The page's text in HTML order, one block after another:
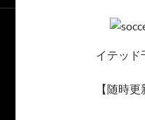
イテッド
【随時